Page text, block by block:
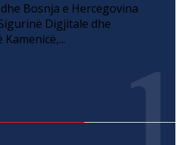
Bosnja e Hercegovina
Digjitale dhe